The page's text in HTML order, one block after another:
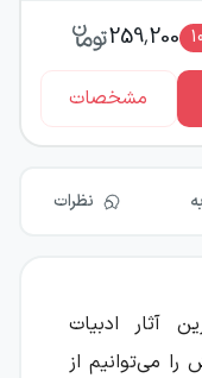
10
259,200
مشخصات
نظرات
آثار ادبیات
می‌توانیم از